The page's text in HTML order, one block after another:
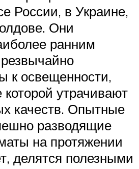
России, в Украине,
Они
ранним
к освещенности,
утрачивают
качеств. Опытные
разводящие
на протяжении
делятся полезными